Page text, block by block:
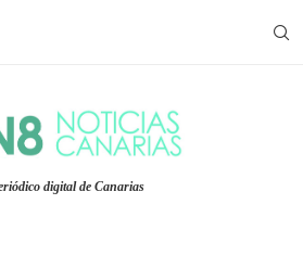
digital de Canarias